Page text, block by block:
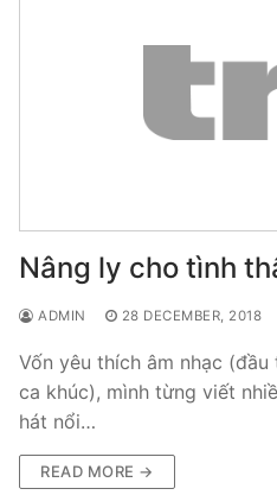
Nâng ly cho tình
ADMIN 28 DECEMBER, 2018
Vốn yêu thích âm nhạc
ca khúc), mình từng viết
hát nổi…
READ MORE →